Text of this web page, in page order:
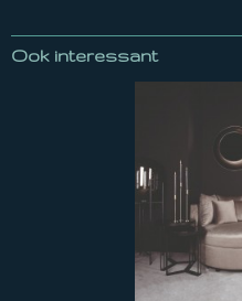
Ook interessant